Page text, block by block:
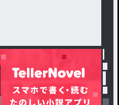
」最新作：心の穴